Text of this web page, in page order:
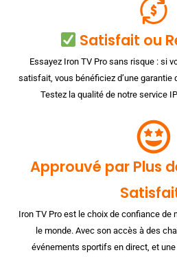
Satisfait ou
Essayez Iron TV Pro sans risque : si
satisfait, vous bénéficiez d’une garantie
Testez la qualité de notre service
Approuvé par Plus
Iron TV Pro est le choix de confiance de
le monde. Avec son accès à des
événements sportifs en direct, et une